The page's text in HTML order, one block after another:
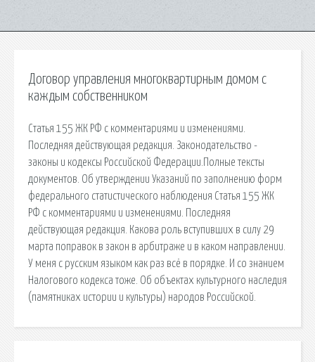
Договор управления многоквартирным домом с
каждым собственником
Статья 155 ЖК РФ с комментариями и изменениями.
Последняя действующая редакция. Законодательство -
законы и кодексы Российской Федерации.Полные тексты
документов. Об утверждении Указаний по заполнению форм
федерального статистического наблюдения Статья 155 ЖК
РФ с комментариями и изменениями. Последняя
действующая редакция. Какова роль вступивших в силу 29
марта поправок в закон в арбитраже и в каком направлении.
У меня с русским языком как раз всё в порядке. И со знанием
Налогового кодекса тоже. Об объектах культурного наследия
(памятниках истории и культуры) народов Российской.